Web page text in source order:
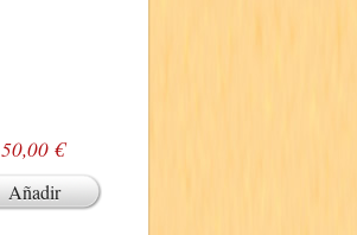
50,00 €
Añadir